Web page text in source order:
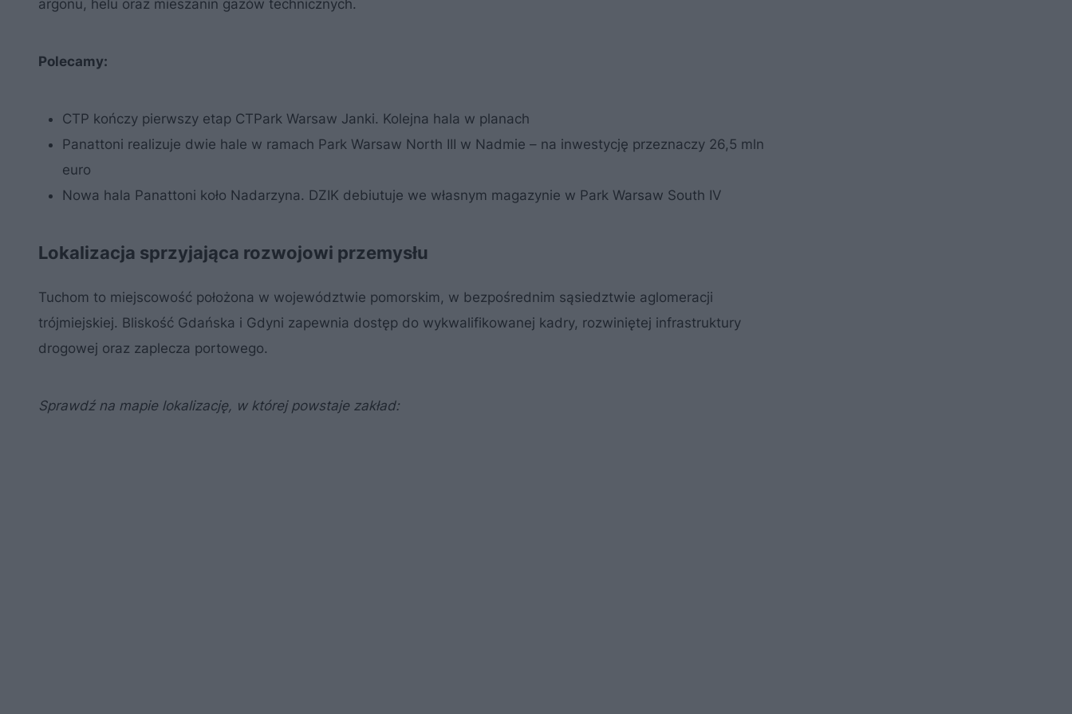
argonu, helu oraz mieszanin gazów technicznych.
Polecamy:
CTP kończy pierwszy etap CTPark Warsaw Janki. Kolejna hala w planach
Panattoni realizuje dwie hale w ramach Park Warsaw North III w Nadmie – na inwestycję przeznaczy 26,5 mln
euro
Nowa hala Panattoni koło Nadarzyna. DZIK debiutuje we własnym magazynie w Park Warsaw South IV
Lokalizacja sprzyjająca rozwojowi przemysłu
Tuchom to miejscowość położona w województwie pomorskim, w bezpośrednim sąsiedztwie aglomeracji
trójmiejskiej. Bliskość Gdańska i Gdyni zapewnia dostęp do wykwalifikowanej kadry, rozwiniętej infrastruktury
drogowej oraz zaplecza portowego.
Sprawdź na mapie lokalizację, w której powstaje zakład: